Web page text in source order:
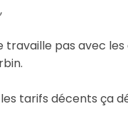
travaille pas avec
tarifs décents ça